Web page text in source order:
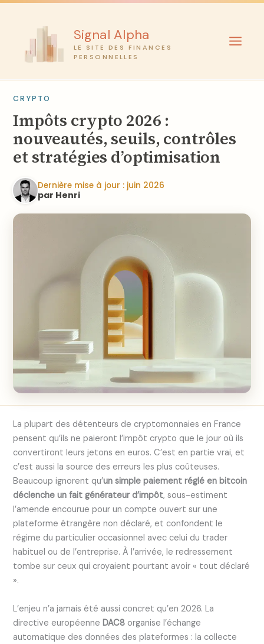
Aller
Signal Alpha
LE SITE DES FINANCES
PERSONNELLES
CRYPTO
Impôts crypto 2026 :
nouveautés, seuils, contrôles
et stratégies d’optimisation
Dernière mise à jour : juin 2026
par Henri
La plupart des détenteurs de cryptomonnaies en France
pensent qu’ils ne paieront l’impôt crypto que le jour où ils
convertiront leurs jetons en euros. C’est en partie vrai, et
c’est aussi la source des erreurs les plus coûteuses.
Beaucoup ignorent qu’un simple paiement réglé en bitcoin
déclenche un fait générateur d’impôt, sous-estiment
l’amende encourue pour un compte ouvert sur une
plateforme étrangère non déclaré, et confondent le
régime du particulier occasionnel avec celui du trader
habituel ou de l’entreprise. À l’arrivée, le redressement
tombe sur ceux qui croyaient pourtant avoir « tout déclaré
».
L’enjeu n’a jamais été aussi concret qu’en 2026. La
directive européenneDAC8 organise l’échange
automatique des données des plateformes : la collecte